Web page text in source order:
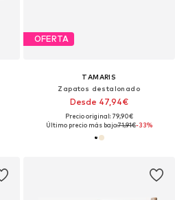
OFERTA
TAMARIS
Zapatos destalonado
Desde 47,94€
Precio original: 79,90€
Último precio más bajo:71,91€-33%